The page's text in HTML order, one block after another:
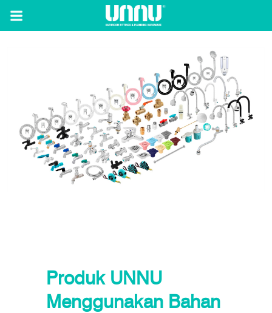
Produk UNNU
Menggunakan Bahan